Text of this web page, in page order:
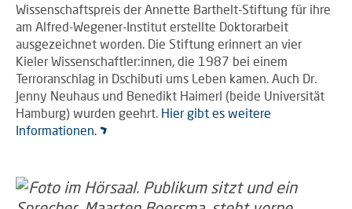
Wissenschaftspreis der Annette Barthelt-Stiftung für ihre
am Alfred-Wegener-Institut erstellte Doktorarbeit
ausgezeichnet worden. Die Stiftung erinnert an vier
Kieler Wissenschaftler:innen, die 1987 bei einem
Terroranschlag in Dschibuti ums Leben kamen. Auch Dr.
Jenny Neuhaus und Benedikt Haimerl (beide Universität
Hamburg) wurden geehrt. Hier gibt es weitere
Informationen.